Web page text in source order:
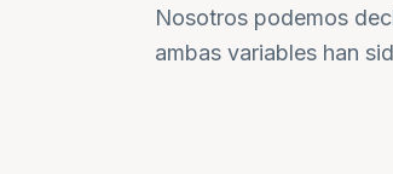
Nosotros podemos
ambas variables han